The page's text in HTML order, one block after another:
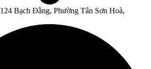
124 Bạch Đằng, Phường Tân Sơn Hoà,